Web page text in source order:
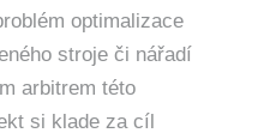
optimalizace
stroje či nářadí
arbitrem této
si klade za cíl